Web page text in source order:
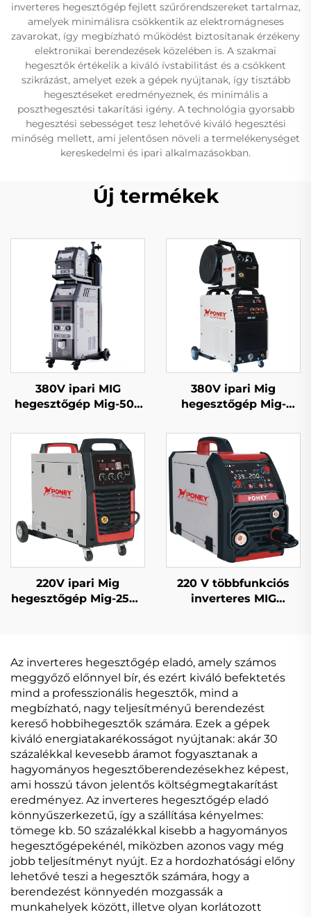
inverteres hegesztőgép fejlett szűrőrendszereket tartalmaz,
amelyek minimálisra csökkentik az elektromágneses
zavarokat, így megbízható működést biztosítanak érzékeny
elektronikai berendezések közelében is. A szakmai
hegesztők értékelik a kiváló ívstabilitást és a csökkent
szikrázást, amelyet ezek a gépek nyújtanak, így tisztább
hegesztéseket eredményeznek, és minimális a
poszthegesztési takarítási igény. A technológia gyorsabb
hegesztési sebességet tesz lehetővé kiváló hegesztési
minőség mellett, ami jelentősen növeli a termelékenységet
kereskedelmi és ipari alkalmazásokban.
Új termékek
380V ipari MIG
hegesztőgép Mig-500
vízhűtéses szinergiás
rendszer
380V ipari Mig
hegesztőgép Mig-
huzaladagolóval,
többfunkciós CO2
gázzal védett Mig/Mag
hegesztőgép
220V ipari Mig
hegesztőgép Mig-250R
220 V többfunkciós
inverteres MIG
hegesztőgép
Az inverteres hegesztőgép eladó, amely számos
meggyőző előnnyel bír, és ezért kiváló befektetés
mind a professzionális hegesztők, mind a
megbízható, nagy teljesítményű berendezést
kereső hobbihegesztők számára. Ezek a gépek
kiváló energiatakarékosságot nyújtanak: akár 30
százalékkal kevesebb áramot fogyasztanak a
hagyományos hegesztőberendezésekhez képest,
ami hosszú távon jelentős költségmegtakarítást
eredményez. Az inverteres hegesztőgép eladó
könnyűszerkezetű, így a szállítása kényelmes:
tömege kb. 50 százalékkal kisebb a hagyományos
hegesztőgépekénél, miközben azonos vagy még
jobb teljesítményt nyújt. Ez a hordozhatósági előny
lehetővé teszi a hegesztők számára, hogy a
berendezést könnyedén mozgassák a
munkahelyek között, illetve olyan korlátozott